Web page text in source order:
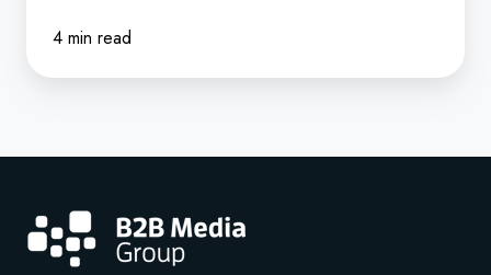
4 min read